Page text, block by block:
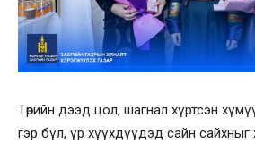
Төрийн дээд цол, шагнал хүртсэн
гэр бүл, үр хүүхдүүдэд сайн сайхныг